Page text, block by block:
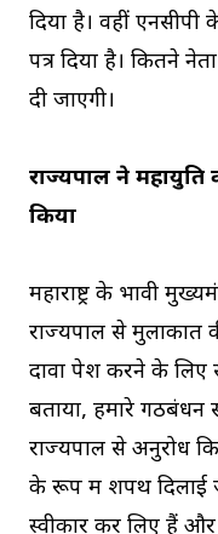
दिया है। वहीं
पत्र दिया है। कितने
दी जाएगी।
राज्यपाल ने
किया
महाराष्ट्र के भावी
राज्यपाल से मुलाकात
दावा पेश करने के लिए
बताया, हमारे गठबंधन
राज्यपाल से अनुरोध
के रूप में शपथ दिलाई
स्वीकार कर लिए हैं